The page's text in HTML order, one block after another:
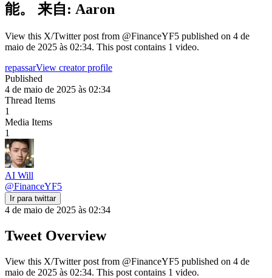
能。 来自: Aaron
View this X/Twitter post from @FinanceYF5 published on 4 de
maio de 2025 às 02:34. This post contains 1 video.
repassarView creator profile
Published
4 de maio de 2025 às 02:34
Thread Items
1
Media Items
1
AI Will
@FinanceYF5
Ir para twittar
4 de maio de 2025 às 02:34
Tweet Overview
View this X/Twitter post from @FinanceYF5 published on 4 de
maio de 2025 às 02:34. This post contains 1 video.